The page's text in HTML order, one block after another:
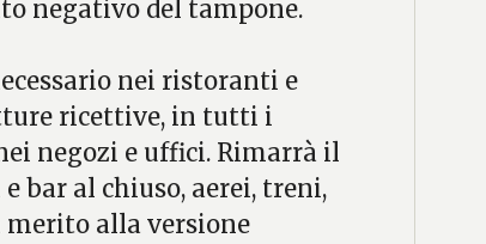
negativo del tampone.
nei ristoranti e
ricettive, in tutti i
negozi e uffici. Rimarrà il
bar al chiuso, aerei, treni,
merito alla versione